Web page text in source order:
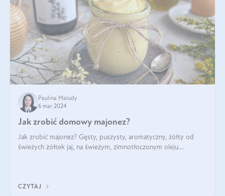
Paulina Maludy
6 mar 2024
Jak zrobić domowy majonez?
Jak zrobić majonez? Gęsty, puszysty, aromatyczny, żółty od
świeżych żółtek jaj, na świeżym, zimnotłoczonym oleju.
CZYTAJ